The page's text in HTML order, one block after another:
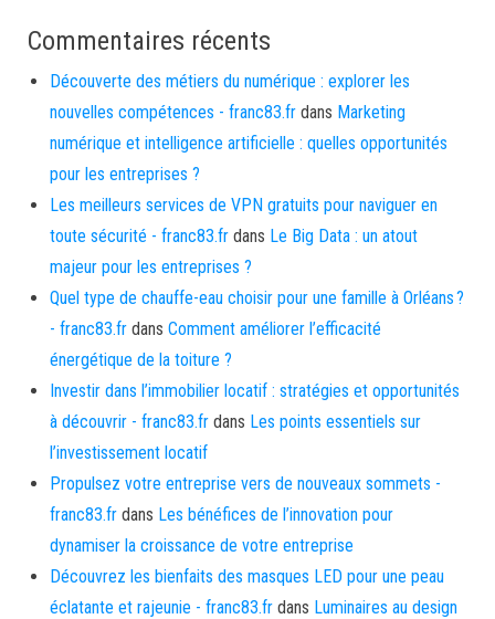
Commentaires récents
Découverte des métiers du numérique : explorer les
nouvelles compétences - franc83.fr dans Marketing
numérique et intelligence artificielle : quelles opportunités
pour les entreprises ?
Les meilleurs services de VPN gratuits pour naviguer en
toute sécurité - franc83.fr dans Le Big Data : un atout
majeur pour les entreprises ?
Quel type de chauffe-eau choisir pour une famille à Orléans ?
- franc83.fr dans Comment améliorer l’efficacité
énergétique de la toiture ?
Investir dans l’immobilier locatif : stratégies et opportunités
à découvrir - franc83.fr dans Les points essentiels sur
l’investissement locatif
Propulsez votre entreprise vers de nouveaux sommets -
franc83.fr dans Les bénéfices de l’innovation pour
dynamiser la croissance de votre entreprise
Découvrez les bienfaits des masques LED pour une peau
éclatante et rajeunie - franc83.fr dans Luminaires au design